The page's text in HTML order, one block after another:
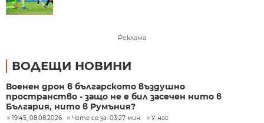
Реклама
ВОДЕЩИ НОВИНИ
Военен дрон в българското въздушно
пространство - защо не е бил засечен нито в
България, нито в Румъния?
19:45, 08.08.2026 Чете се за: 03:27 мин. У нас